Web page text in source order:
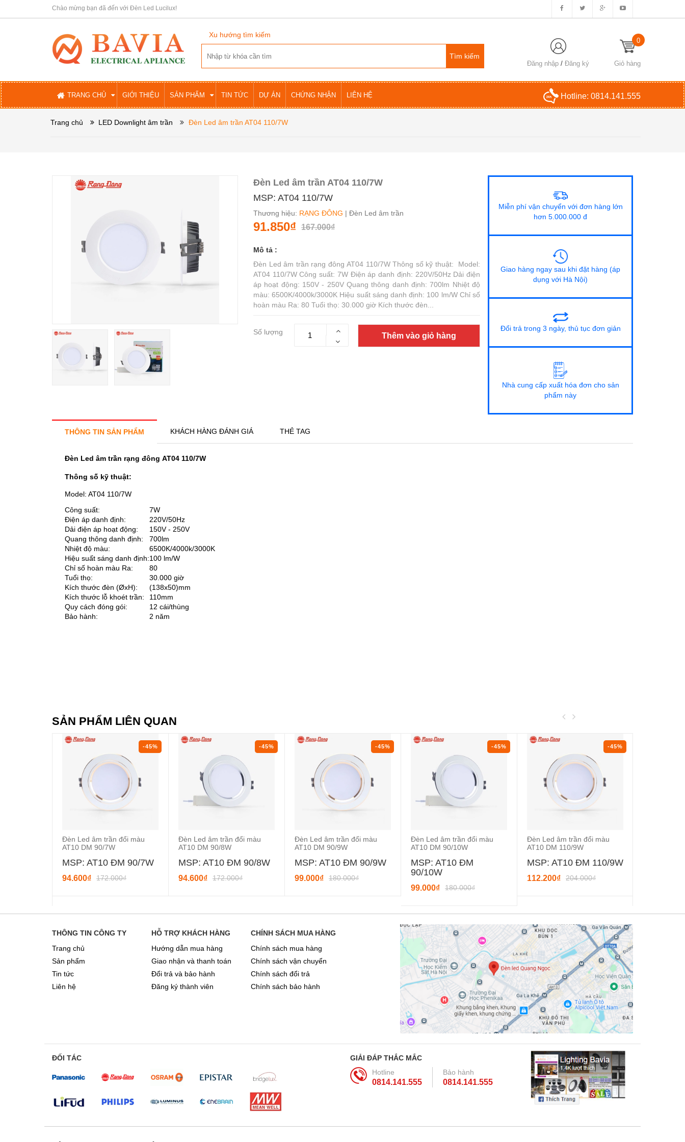
Chào mừng bạn đã đến với Đèn Led Lucilux!
Xu hướng tìm kiếm
Đăng nhập /Đăng ký Giỏ hàng
0
TRANG CHỦ GIỚI THIỆU SẢN PHẨM TIN TỨC DỰ ÁN CHỨNG NHẬN LIÊN HỆ Hotline: 0814.141.555
Trang chủ LED Downlight âm trần Đèn Led âm trần AT04 110/7W
Đèn Led âm trần AT04 110/7W
MSP: AT04 110/7W
Thương hiệu: RẠNG ĐÔNG | Đèn Led âm trần
91.850₫ 167.000₫
Mô tả :
Đèn Led âm trần rạng đông AT04 110/7W Thông số kỹ thuật: Model:
AT04 110/7W Công suất: 7W Điện áp danh định: 220V/50Hz Dải điện
áp hoạt động: 150V - 250V Quang thông danh định: 700lm Nhiệt độ
màu: 6500K/4000k/3000K Hiệu suất sáng danh định: 100 lm/W Chỉ số
hoàn màu Ra: 80 Tuổi thọ: 30.000 giờ Kích thước đèn...
Số lượng Thêm vào giỏ hàng
Miễn phí vận chuyển với đơn hàng lớn
hơn 5.000.000 đ
Giao hàng ngay sau khi đặt hàng (áp
dụng với Hà Nội)
Đổi trả trong 3 ngày, thủ tục đơn giản
Nhà cung cấp xuất hóa đơn cho sản
phẩm này
THÔNG TIN SẢN PHẨM KHÁCH HÀNG ĐÁNH GIÁ THẺ TAG
Đèn Led âm trần rạng đông AT04 110/7W
Thông số kỹ thuật:
Model: AT04 110/7W
Công suất:
7W
Điện áp danh định:
220V/50Hz
Dải điện áp hoạt động:
150V - 250V
Quang thông danh định:
700lm
Nhiệt độ màu:
6500K/4000k/3000K
Hiệu suất sáng danh định:100 lm/W
Chỉ số hoàn màu Ra:
80
Tuổi thọ:
30.000 giờ
Kích thước đèn (ØxH):
(138x50)mm
Kích thước lỗ khoét trần:
110mm
Quy cách đóng gói:
12 cái/thùng
Bảo hành:
2 năm
SẢN PHẨM LIÊN QUAN
-45%
Đèn Led âm trần đổi màu
AT10 DM 90/7W
MSP: AT10 ĐM 90/7W
94.600₫ 172.000₫
-45%
Đèn Led âm trần đổi màu
AT10 DM 90/8W
MSP: AT10 ĐM 90/8W
94.600₫ 172.000₫
-45%
Đèn Led âm trần đổi màu
AT10 DM 90/9W
MSP: AT10 ĐM 90/9W
99.000₫ 180.000₫
-45%
Đèn Led âm trần đổi màu
AT10 DM 90/10W
MSP: AT10 ĐM
90/10W
99.000₫ 180.000₫
-45%
Đèn Led âm trần đổi màu
AT10 DM 110/9W
MSP: AT10 ĐM 110/9W
112.200₫ 204.000₫
THÔNG TIN CÔNG TY
Trang chủ
Sản phẩm
Tin tức
Liên hệ
HỖ TRỢ KHÁCH HÀNG
Hướng dẫn mua hàng
Giao nhận và thanh toán
Đổi trả và bảo hành
Đăng ký thành viên
CHÍNH SÁCH MUA HÀNG
Chính sách mua hàng
Chính sách vận chuyển
Chính sách đổi trả
Chính sách bảo hành
ĐỐI TÁC
GIẢI ĐÁP THẮC MẮC
Hotline
0814.141.555
Bảo hành
0814.141.555